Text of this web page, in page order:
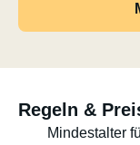
Regeln &
Mindestalter